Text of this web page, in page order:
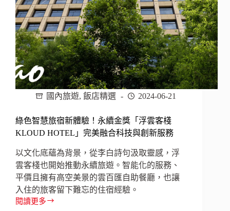
互
動
旅
館
4
大
亮
點
一
交
通
捷、
350
坪
遊
樂
空
國內旅遊, 飯店精選 2024-06-21
綠色智慧旅宿新體驗！永續金獎「浮雲客棧
KLOUD HOTEL」完美融合科技與創新服務
以文化底蘊為背景，從李白詩句汲取靈感，浮
雲客棧也開始推動永續旅遊。智能化的服務、
平價且擁有高空美景的雲百匯自助餐廳，也讓
入住的旅客留下難忘的住宿經驗。
閱讀更多
綠